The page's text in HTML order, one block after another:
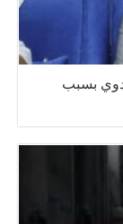
بسبب